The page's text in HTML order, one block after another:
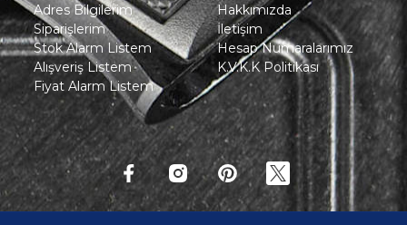
Adres Bilgilerim
Siparişlerim
Stok Alarm Listem
Alışveriş Listem
Fiyat Alarm Listem
Hakkımızda
İletişim
Hesap Numaralarımız
K.V.K.K Politikası